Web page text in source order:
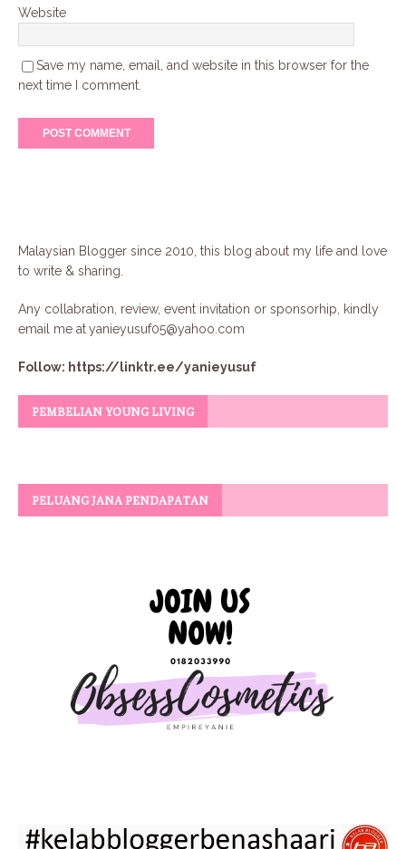
Website
Save my name, email, and website in this browser for the
next time I comment.
Malaysian Blogger since 2010, this blog about my life and love
to write & sharing.
Any collabration, review, event invitation or sponsorhip, kindly
email me atyanieyusuf05@yahoo.com
Follow: https://linktr.ee/yanieyusuf
PEMBELIAN YOUNG LIVING
PELUANG JANA PENDAPATAN